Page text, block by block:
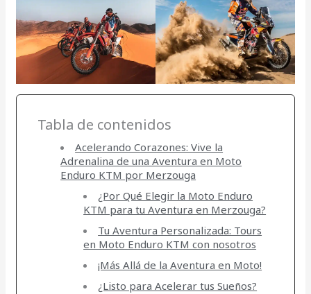
Tabla de contenidos
Acelerando Corazones: Vive la
Adrenalina de una Aventura en Moto
Enduro KTM por Merzouga
¿Por Qué Elegir la Moto Enduro
KTM para tu Aventura en Merzouga?
Tu Aventura Personalizada: Tours
en Moto Enduro KTM con nosotros
¡Más Allá de la Aventura en Moto!
¿Listo para Acelerar tus Sueños?